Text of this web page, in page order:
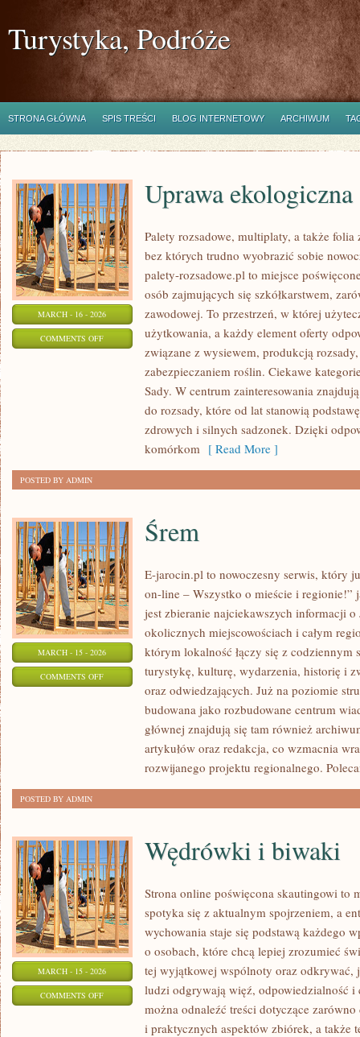
Turystyka, Podróże
STRONA GŁÓWNA SPIS TREŚCI BLOG INTERNETOWY ARCHIWUM
MARCH - 16 - 2026
COMMENTS OFFON
EKOLOGICZNA
Uprawa ekologiczna
Palety rozsadowe, multiplaty, a także
bez których trudno wyobrazić sobie
palety-rozsadowe.pl to miejsce
osób zajmujących się szkółkarstwem,
zawodowej. To przestrzeń, w której
użytkowania, a każdy element oferty
związane z wysiewem, produkcją
zabezpieczaniem roślin. Ciekawe
Sady. W centrum zainteresowania
do rozsady, które od lat stanowią
zdrowych i silnych sadzonek. Dzięki
komórkom [ Read More ]
POSTED BY ADMIN
MARCH - 15 - 2026
COMMENTS OFFON
Śrem
E-jarocin.pl to nowoczesny serwis, który
on-line – Wszystko o mieście i regionie!”
jest zbieranie najciekawszych informacji o
okolicznych miejscowościach i całym
którym lokalność łączy się z codziennym
turystykę, kulturę, wydarzenia, historię i
oraz odwiedzających. Już na poziomie
budowana jako rozbudowane centrum
głównej znajdują się tam również
artykułów oraz redakcja, co wzmacnia
rozwijanego projektu regionalnego.
POSTED BY ADMIN
MARCH - 15 - 2026
COMMENTS OFFON
WĘDRÓWKI
Wędrówki i biwaki
Strona online poświęcona skautingowi to
spotyka się z aktualnym spojrzeniem, a
wychowania staje się podstawą każdego
o osobach, które chcą lepiej zrozumieć
tej wyjątkowej wspólnoty oraz odkrywać,
ludzi odgrywają więź, odpowiedzialność i
można odnaleźć treści dotyczące
i praktycznych aspektów zbiórek, a także